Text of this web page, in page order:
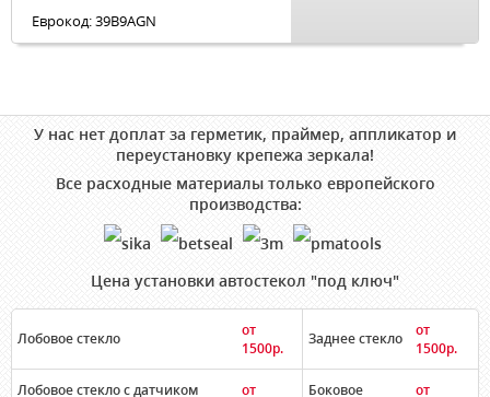
Еврокод: 39B9AGN
У нас нет доплат за герметик, праймер, аппликатор и
переустановку крепежа зеркала!
Все расходные материалы только европейского
производства:
Цена установки автостекол "под ключ"
Лобовое стекло
от
1500р.
Заднее стекло
от
1500р.
Лобовое стекло с датчиком от Боковое от